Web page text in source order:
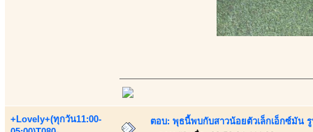
+Lovely+(ทุกวัน11:00-
ตอบ: พุธนี้พบกับสาวน้อยตัวเล็กเอ็กซ์มัน